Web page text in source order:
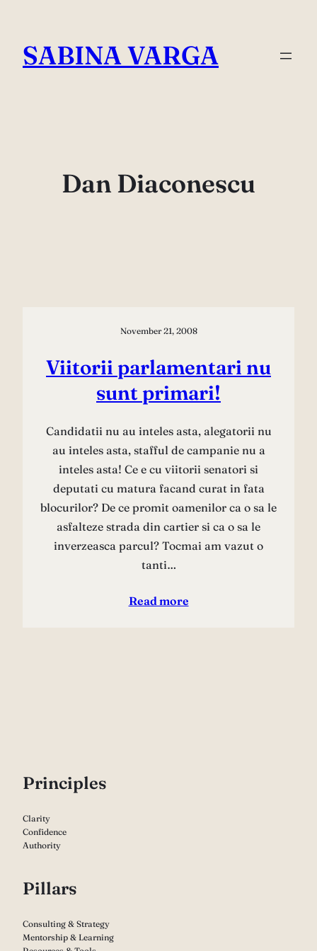
content
SABINA VARGA
Dan Diaconescu
November 21, 2008
Viitorii parlamentari nu
sunt primari!
Candidatii nu au inteles asta, alegatorii nu
au inteles asta, stafful de campanie nu a
inteles asta! Ce e cu viitorii senatori si
deputati cu matura facand curat in fata
blocurilor? De ce promit oamenilor ca o sa le
asfalteze strada din cartier si ca o sa le
inverzeasca parcul? Tocmai am vazut o
tanti…
Read more
Principles
Clarity
Confidence
Authority
Pillars
Consulting & Strategy
Mentorship & Learning